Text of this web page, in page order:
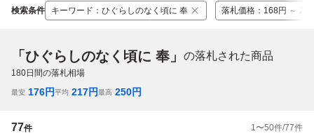
検索条件 キーワード ： ひぐらしのなく頃に 奉 落札価格 ： 168円 ～
「ひぐらしのなく頃に 奉」 の落札された商品
180日間の落札相場
最安 176円平均 217円最高 250円
77件 1 〜50件/77件